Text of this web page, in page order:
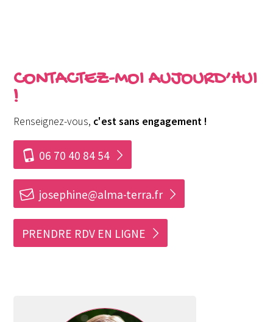
CONTACTEZ-MOI AUJOURD’HUI
!
Renseignez-vous, c'est sans engagement !
i 06 70 40 84 54
h josephine@alma-terra.fr
PRENDRE RDV EN LIGNE